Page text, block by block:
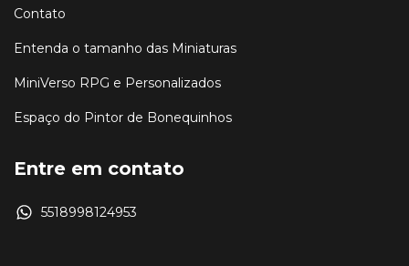
Contato
Entenda o tamanho das Miniaturas
MiniVerso RPG e Personalizados
Espaço do Pintor de Bonequinhos
Entre em contato
5518998124953